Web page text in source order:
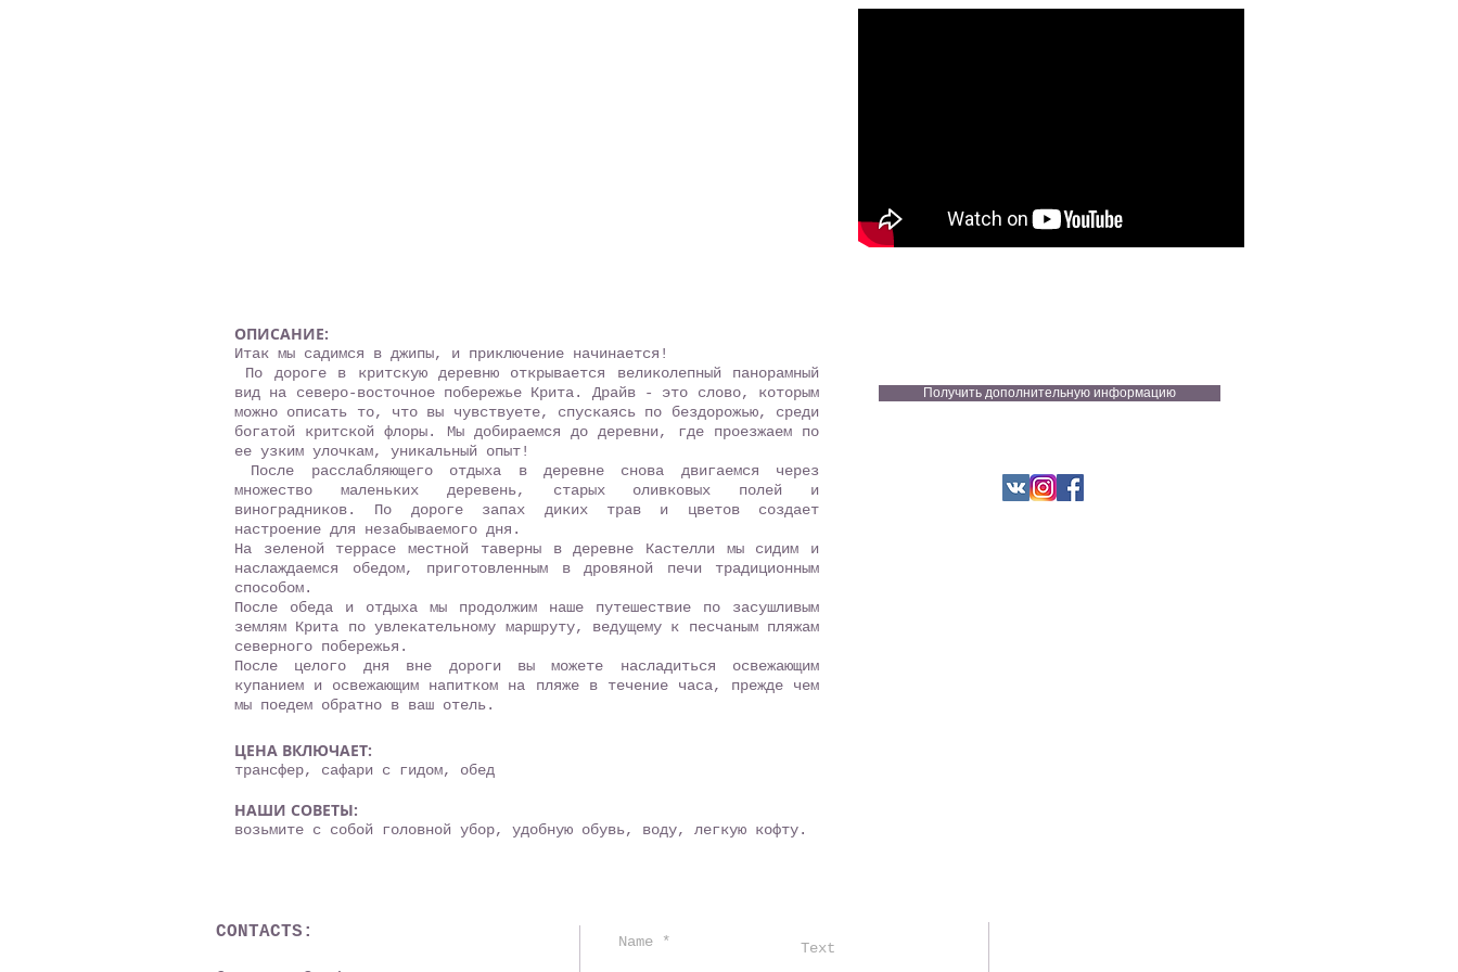
ОПИСАНИЕ:
Итак мы садимся в джипы, и приключение начинается!
По дороге в критскую деревню открывается великолепный панорамный
вид на северо-восточное побережье Крита. Драйв - это слово, которым
можно описать то, что вы чувствуете, спускаясь по бездорожью, среди
богатой критской флоры. Мы добираемся до деревни, где проезжаем по
ее узким улочкам, уникальный опыт!
После расслабляющего отдыха в деревне снова двигаемся через
множество маленьких деревень, старых оливковых полей и
виноградников. По дороге запах диких трав и цветов создает
настроение для незабываемого дня.
На зеленой террасе местной таверны в деревне Кастелли мы сидим и
наслаждаемся обедом, приготовленным в дровяной печи традиционным
способом.
После обеда и отдыха мы продолжим наше путешествие по засушливым
землям Крита по увлекательному маршруту, ведущему к песчаным пляжам
северного побережья.
После целого дня вне дороги вы можете насладиться освежающим
купанием и освежающим напитком на пляже в течение часа, прежде чем
мы поедем обратно в ваш отель.
ЦЕНА ВКЛЮЧАЕТ:
трансфер, сафари с гидом, обед
НАШИ СОВЕТЫ:
возьмите с собой головной убор, удобную обувь, воду, легкую кофту.
Получить дополнительную информацию
CONTACTS: